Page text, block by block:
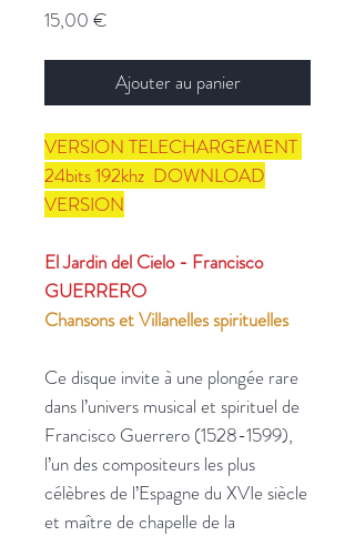
15,00 €
Ajouter au panier
VERSION TELECHARGEMENT
24bits 192khz DOWNLOAD
VERSION
El Jardin del Cielo - Francisco
GUERRERO
Chansons et Villanelles spirituelles
Ce disque invite à une plongée rare
dans l’univers musical et spirituel de
Francisco Guerrero (1528-1599),
l’un des compositeurs les plus
célèbres de l’Espagne du XVIe siècle
et maître de chapelle de la